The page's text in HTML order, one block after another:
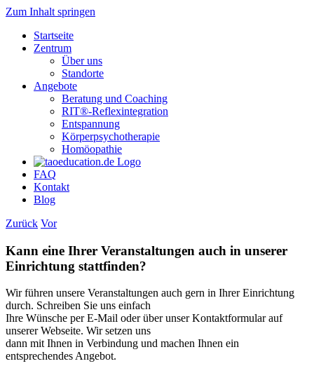
Zum Inhalt springen
Startseite
Zentrum
Über uns
Standorte
Angebote
Beratung und Coaching
RIT®-Reflexintegration
Entspannung
Körperpsychotherapie
Homöopathie
FAQ
Kontakt
Blog
Zurück Vor
Kann eine Ihrer Veranstaltungen auch in unserer
Einrichtung stattfinden?
Wir führen unsere Veranstaltungen auch gern in Ihrer Einrichtung
durch. Schreiben Sie uns einfach
Ihre Wünsche per E-Mail oder über unser Kontaktformular auf
unserer Webseite. Wir setzen uns
dann mit Ihnen in Verbindung und machen Ihnen ein
entsprechendes Angebot.